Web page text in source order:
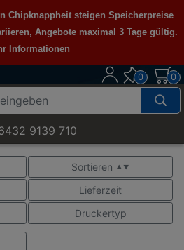
Chipknappheit steigen Speicherpreise
Angebote maximal 3 Tage gültig.
Informationen
0 0
9139 710
Sortieren ▲ ▼
Lieferzeit
Druckertyp